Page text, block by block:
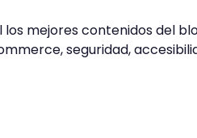
mejores contenidos del
seguridad,